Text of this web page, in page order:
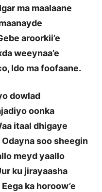
ma maalaane
aroorkii’e
weeynaa’e
Ido ma foofaane.
dowlad
oonka
itaal dhigaye
Odayna soo sheegin
meyd yaallo
ku jirayaasha
ka horoow’e